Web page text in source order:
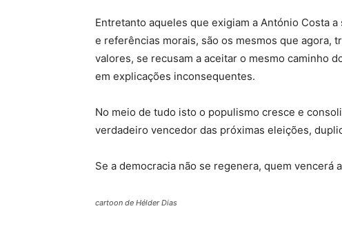
Entretanto aqueles que exigiam a António Costa
e referências morais, são os mesmos que agora,
valores, se recusam a aceitar o mesmo caminho
em explicações inconsequentes.
No meio de tudo isto o populismo cresce e
verdadeiro vencedor das próximas eleições,
Se a democracia não se regenera, quem vencerá
cartoon de Hélder Dias